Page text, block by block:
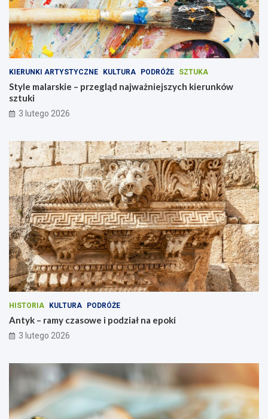
KIERUNKI ARTYSTYCZNE KULTURA PODRÓŻE SZTUKA
Style malarskie – przegląd najważniejszych kierunków
sztuki
3 lutego 2026
HISTORIA KULTURA PODRÓŻE
Antyk – ramy czasowe i podział na epoki
3 lutego 2026